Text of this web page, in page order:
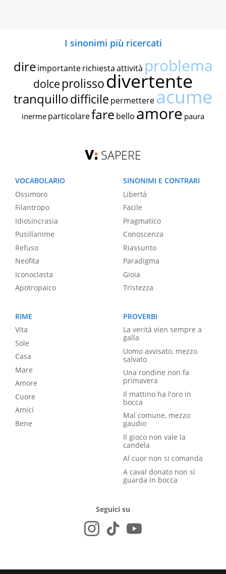
I sinonimi più ricercati
dire importante richiestaattività problema
dolce prolissodivertente
tranquillodifficile permettereacume
inerme particolarefare bello amore paura
SAPERE
VOCABOLARIO
Ossimoro
Filantropo
Idiosincrasia
Pusillanime
Refuso
Neofita
Iconoclasta
Apotropaico
SINONIMI E CONTRARI
Libertà
Facile
Pragmatico
Conoscenza
Riassunto
Paradigma
Gioia
Tristezza
RIME
Vita
Sole
Casa
Mare
Amore
Cuore
Amici
Bene
PROVERBI
La verità vien sempre a
galla
Uomo avvisato, mezzo
salvato
Una rondine non fa
primavera
Il mattino ha l'oro in
bocca
Mal comune, mezzo
gaudio
Il gioco non vale la
candela
Al cuor non si comanda
A caval donato non si
guarda in bocca
Seguici su